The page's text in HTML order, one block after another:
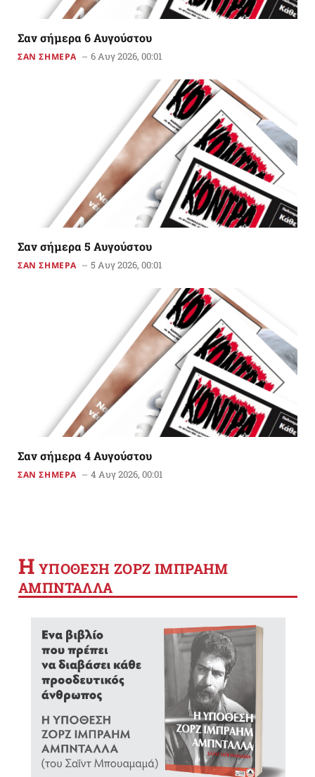
Σαν σήμερα 6 Αυγούστου
ΣΑΝ ΣΗΜΕΡΑ 6 Αυγ 2026, 00:01
Σαν σήμερα 5 Αυγούστου
ΣΑΝ ΣΗΜΕΡΑ 5 Αυγ 2026, 00:01
Σαν σήμερα 4 Αυγούστου
ΣΑΝ ΣΗΜΕΡΑ 4 Αυγ 2026, 00:01
Η YΠΟΘΕΣΗ ΖΟΡΖ ΙΜΠΡΑΗΜ
ΑΜΠΝΤΑΛΛΑ